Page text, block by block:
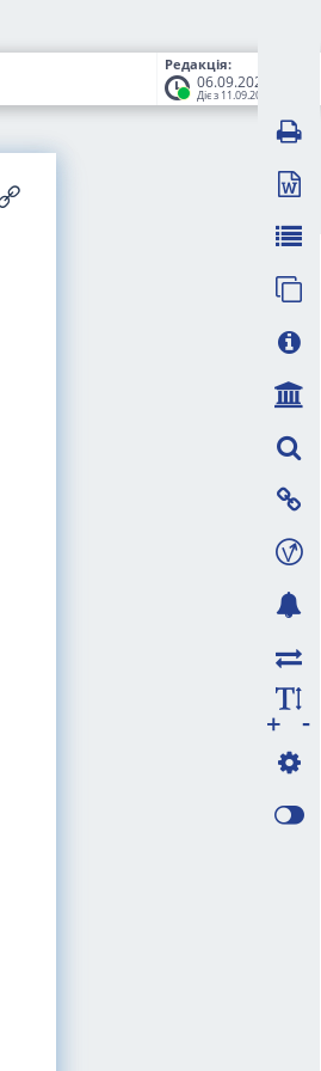
Редакція:
06.09.2024
Діє з 11.09.2024
-
+